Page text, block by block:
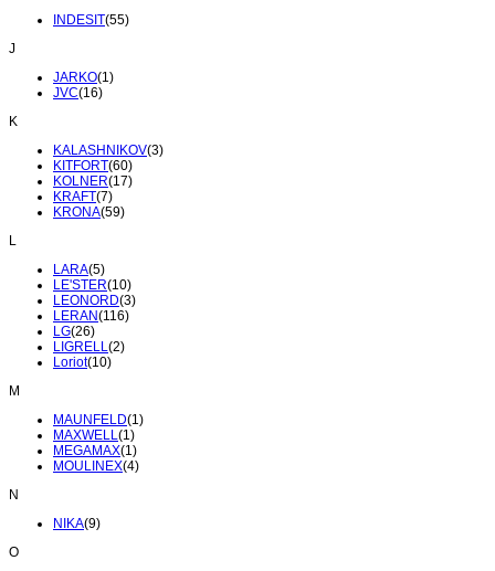
INDESIT(55)
J
JARKO(1)
JVC(16)
K
KALASHNIKOV(3)
KITFORT(60)
KOLNER(17)
KRAFT(7)
KRONA(59)
L
LARA(5)
LE'STER(10)
LEONORD(3)
LERAN(116)
LG(26)
LIGRELL(2)
Loriot(10)
M
MAUNFELD(1)
MAXWELL(1)
MEGAMAX(1)
MOULINEX(4)
N
NIKA(9)
O